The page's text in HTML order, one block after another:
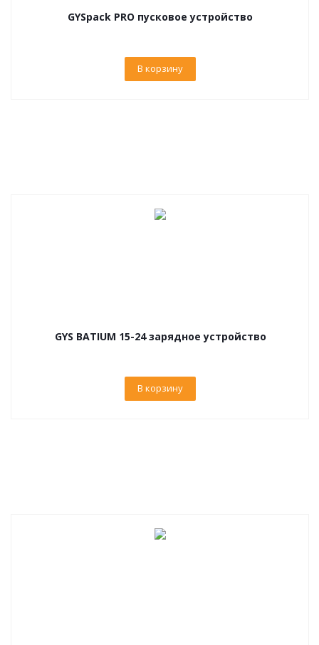
GYSpack PRO пусковое устройство
В корзину
GYS BATIUM 15-24 зарядное устройство
В корзину